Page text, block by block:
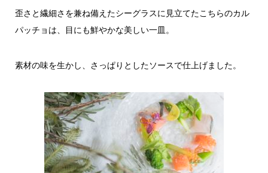
歪さと繊細さを兼ね備えたシーグラスに見立てたこちらのカル
パッチョは、目にも鮮やかな美しい一皿。
素材の味を生かし、さっぱりとしたソースで仕上げました。